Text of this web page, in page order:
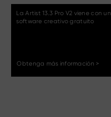
La Artist 13.3 Pro V2 viene con un
software creativo gratuito
Obtenga más información >